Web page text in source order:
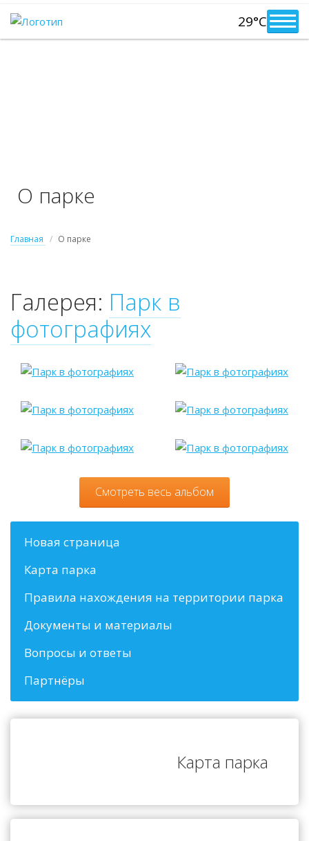
29°C
О парке
Главная О парке
Галерея: Парк в
фотографиях
Смотреть весь альбом
Новая страница
Карта парка
Правила нахождения на территории парка
Документы и материалы
Вопросы и ответы
Партнёры
Карта парка